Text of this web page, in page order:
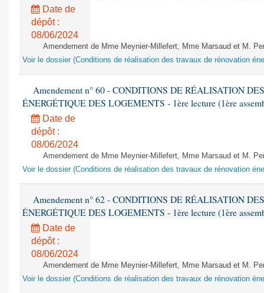
Date de
dépôt :
08/06/2024
Amendement de Mme Meynier-Millefert, Mme Marsaud et M.
Voir le dossier (Conditions de réalisation des travaux de rénovation
Amendement n° 60 - CONDITIONS DE RÉALISATION
ÉNERGÉTIQUE DES LOGEMENTS - 1ère lecture (1ère
Date de
dépôt :
08/06/2024
Amendement de Mme Meynier-Millefert, Mme Marsaud et M.
Voir le dossier (Conditions de réalisation des travaux de rénovation
Amendement n° 62 - CONDITIONS DE RÉALISATION
ÉNERGÉTIQUE DES LOGEMENTS - 1ère lecture (1ère
Date de
dépôt :
08/06/2024
Amendement de Mme Meynier-Millefert, Mme Marsaud et M.
Voir le dossier (Conditions de réalisation des travaux de rénovation